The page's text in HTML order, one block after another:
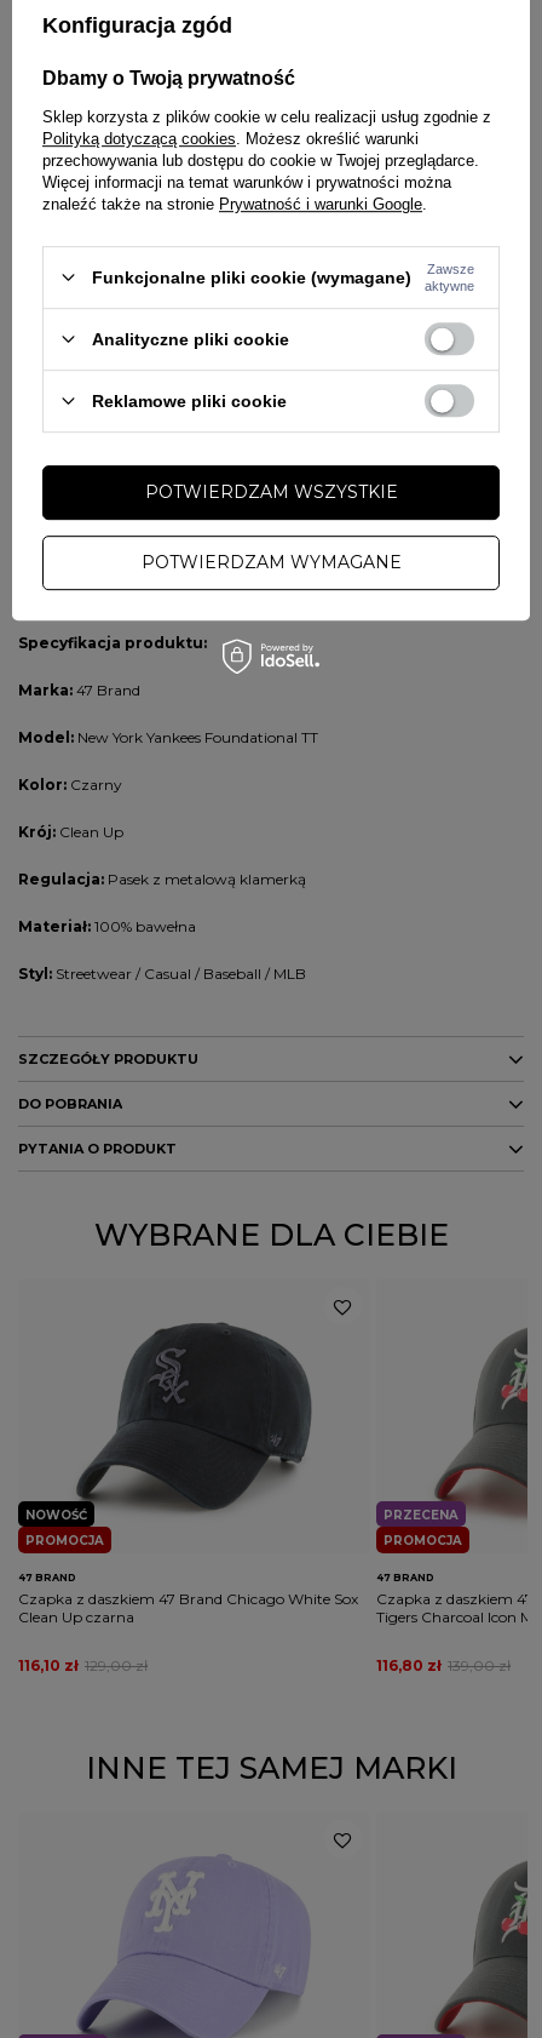
Otwory wentylacyjne poprawiające cyrkulację powietrza
Lekka i przewiewna bawełna
Uniwersalny rozmiar
Materiał:
100% bawełna
Dlaczego warto wybrać czapkę 47 Brand Foundational TT?
ModelFoundational TTto doskonałe połączenie klasycznego stylu
baseballowego z nowoczesnym wykończeniem. Wysokiej jakości haft,
miękka konstrukcja oraz regulowane zapięcie zapewniają wygodę
noszenia każdego dnia. Neutralny beżowy kolor sprawia, że czapka
pasuje do wielu stylizacji i jest łatwa do zestawienia z innymi
elementami garderoby.
47 Brand New York Yankees Foundational TT
komponuje się zjeansami, chinosami, joggerami oraz szortami
Doskonale wygląda z białym T-shirtem, bluzą hoodie lub kurtką
jeansową. To idealny dodatek do stylizacjistreetwear, casual oraz
sportowych.
Specyfikacja produktu:
Marka: 47 Brand
Model: New York Yankees Foundational TT
Kolor: Czarny
Krój: Clean Up
Regulacja: Pasek z metalową klamerką
Materiał: 100% bawełna
Styl: Streetwear / Casual / Baseball / MLB
SZCZEGÓŁY PRODUKTU
Marka 47 Brand
Kod producenta
MĘŻCZYZNA KOBIETA
Rodzaj nakrycia głowy czapka z daszkiem
DO POBRANIA
PYTANIA O PRODUKT
ZADAJ PYTANIE
WYBRANE DLA CIEBIE
PROMOCJA
NOWOŚĆ
47 BRAND
Czapka z daszkiem 47 Brand Chicago White Sox
Clean Up czarna
129,00 zł
116,10 zł
PROMOCJA
PRZECENA
47 BRAND
Czapka z daszkiem
Tigers Charcoal Icon
139,00 zł
116,80 zł
INNE TEJ SAMEJ MARKI
Konfiguracja zgód
Dbamy o Twoją prywatność
Sklep korzysta z plików cookie w celu realizacji usług zgodnie z
Polityką dotyczącą cookies . Możesz określić warunki
przechowywania lub dostępu do cookie w Twojej przeglądarce.
Więcej informacji na temat warunków i prywatności można
znaleźć także na stronie Prywatność i warunki Google
Funkcjonalne pliki cookie (wymagane)
Zawsze
aktywne
Analityczne pliki cookie
Reklamowe pliki cookie
POTWIERDZAM WYMAGANE
POTWIERDZAM WSZYSTKIE